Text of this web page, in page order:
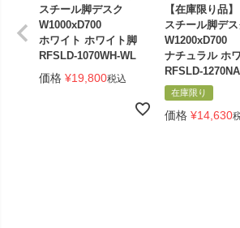
スチール脚デスク
W1000xD700
ホワイト ホワイト脚
RFSLD-1070WH-WL
価格 ¥19,800税込
【在庫限り品】
スチール脚デス
W1200xD700
ナチュラル ホ
RFSLD-
在庫限り
価格 ¥14,630